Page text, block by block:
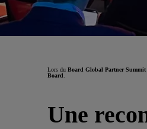
Lors du Board Global Partner Summit
Board
Une